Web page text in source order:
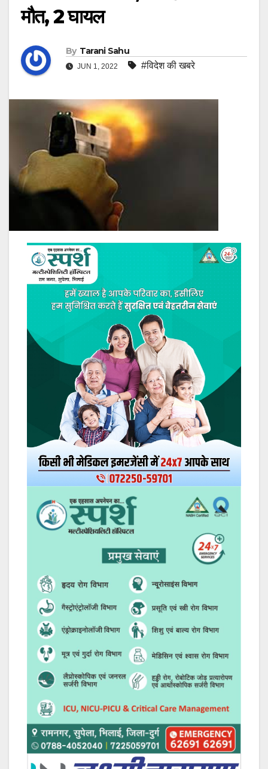
मौत, 2 घायल
By Tarani Sahu
JUN 1, 2022 #विदेश की खबरे